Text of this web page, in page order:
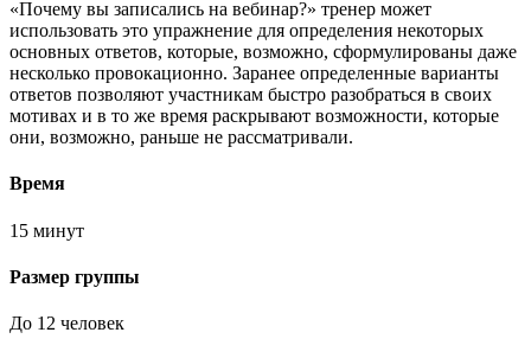
«Почему вы записались на вебинар?» тренер может
использовать это упражнение для определения некоторых
основных ответов, которые, возможно, сформулированы даже
несколько провокационно. Заранее определенные варианты
ответов позволяют участникам быстро разобраться в своих
мотивах и в то же время раскрывают возможности, которые
они, возможно, раньше не рассматривали.
Время
15 минут
Размер группы
До 12 человек